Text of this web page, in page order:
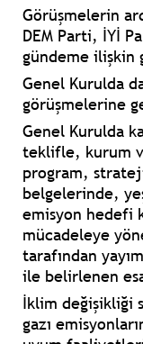
Görüşmelerin
DEM Parti, İYİ
gündeme ilişkin
Genel Kurulda
görüşmelerine
Genel Kurulda
teklifle, kurum
program,
belgelerinde,
emisyon hedefi
mücadeleye
tarafından
ile belirlenen
İklim değişikliği
gazı